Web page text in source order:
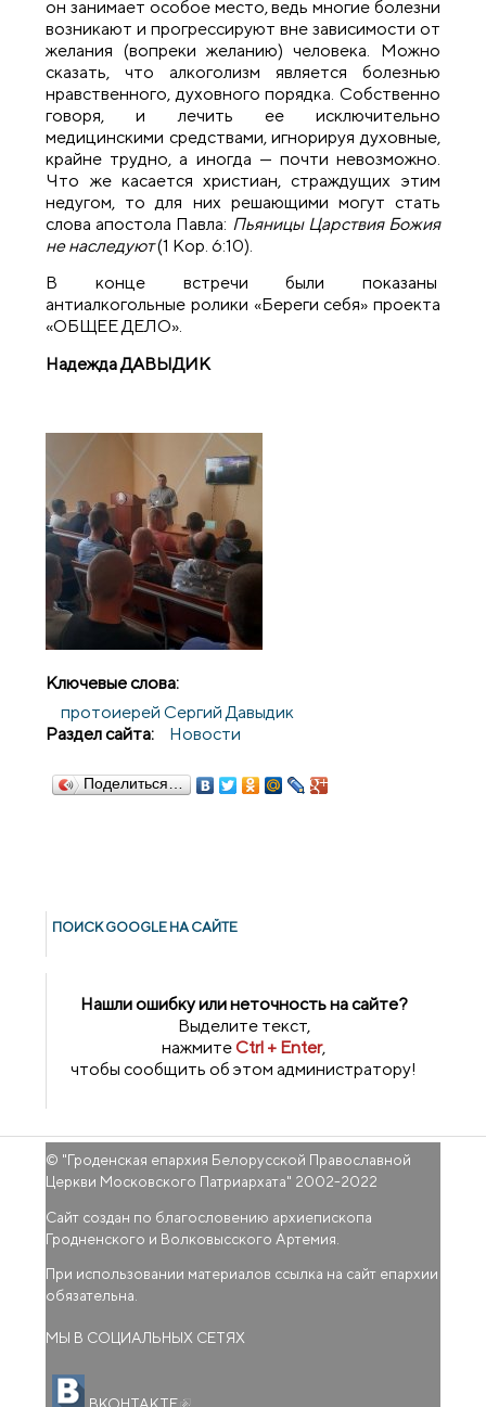
он занимает особое место, ведь многие болезни
возникают и прогрессируют вне зависимости от
желания (вопреки желанию) человека. Можно
сказать, что алкоголизм является болезнью
нравственного, духовного порядка. Собственно
говоря, и лечить ее исключительно
медицинскими средствами, игнорируя духовные,
крайне трудно, а иногда — почти невозможно.
Что же касается христиан, страждущих этим
недугом, то для них решающими могут стать
слова апостола Павла: Пьяницы Царствия Божия
не наследуют(1 Кор. 6:10).
В конце встречи были показаны
антиалкогольные ролики «Береги себя» проекта
«ОБЩЕЕ ДЕЛО».
Надежда ДАВЫДИК
Ключевые слова:
протоиерей Сергий Давыдик
Раздел сайта:
Новости
Поделиться…
ПОИСК GOОGLE НА САЙТЕ
Нашли ошибку или неточность на сайте?
Выделите текст,
нажмитеCtrl + Enter,
чтобы сообщить об этом администратору!
© "Гроденская епархия Белорусской Православной
Церкви Московского Патриархата" 2002-2022
Сайт создан по благословению архиепископа
Гродненского и Волковысского Артемия.
При использовании материалов ссылка на сайт епархии
обязательна.
МЫ В СОЦИАЛЬНЫХ СЕТЯХ